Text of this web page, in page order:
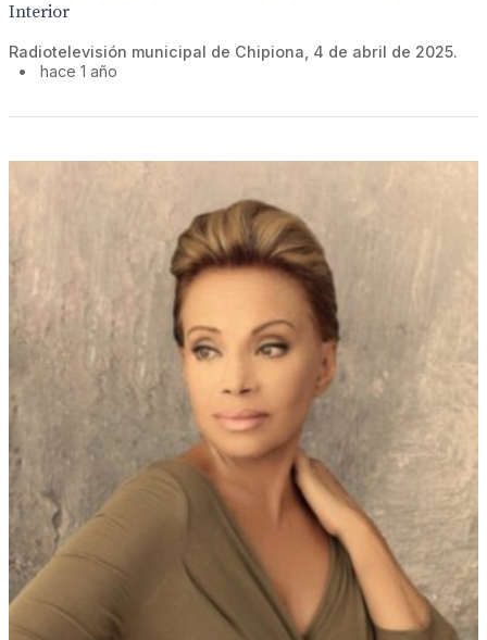
Interior
Radiotelevisión municipal de Chipiona, 4 de abril de 2025.
•
hace 1 año